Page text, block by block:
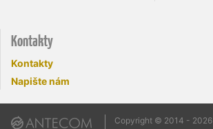
Kontakty
Kontakty
Napište nám
Copyright © 2014 - 2026